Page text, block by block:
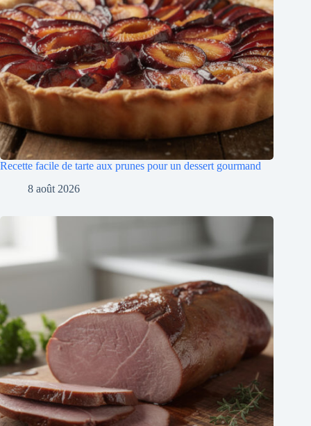
Recette facile de tarte aux prunes pour un dessert gourmand
8 août 2026